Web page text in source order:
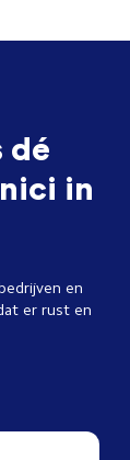
dé
in
en
er rust en